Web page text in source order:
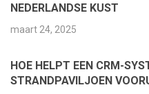
NEDERLANDSE KUST
maart 24, 2025
HOE HELPT EEN CRM-
STRANDPAVILJOEN